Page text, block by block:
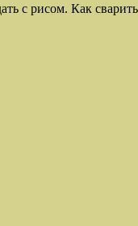
с рисом. Как